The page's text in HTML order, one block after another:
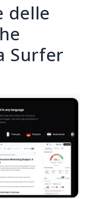
delle
Surfer